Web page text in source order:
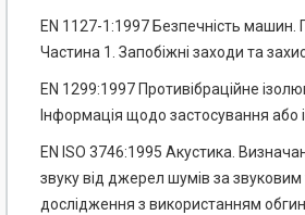
EN 1127-1:1997 Безпечність машин.
Частина 1. Запобіжні заходи та
EN 1299:1997 Противібраційне
Інформація щодо застосування
EN ISO 3746:1995 Акустика.
звуку від джерел шумів за
дослідження з використанням